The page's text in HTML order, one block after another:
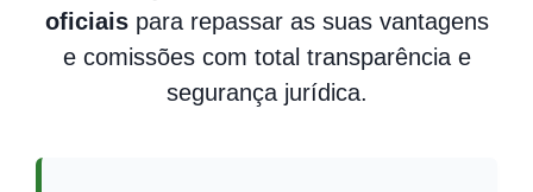
oficiaispara repassar as suas vantagens
e comissões com total transparência e
segurança jurídica.